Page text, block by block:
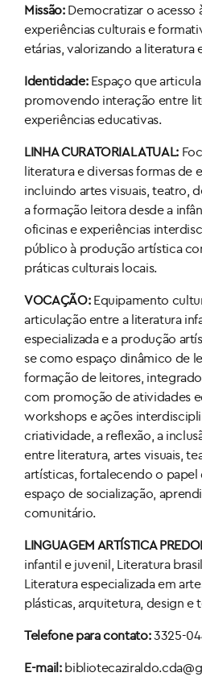
Missão:Democratizar o acesso
experiências culturais e
etárias, valorizando a literatura
Identidade:Espaço que
promovendo interação entre
experiências educativas.
LINHA CURATORIAL ATUAL:
literatura e diversas formas de
incluindo artes visuais, teatro,
a formação leitora desde a
oficinas e experiências
público à produção artística
práticas culturais locais.
VOCAÇÃO:Equipamento
articulação entre a literatura
especializada e a produção
se como espaço dinâmico de
formação de leitores, integrado
com promoção de atividades
workshops e ações
criatividade, a reflexão, a
entre literatura, artes visuais,
artísticas, fortalecendo o
espaço de socialização,
comunitário.
LINGUAGEM ARTÍSTICA
infantil e juvenil, Literatura
Literatura especializada em
plásticas, arquitetura, design e
Telefone para contato:3325-
E-mail: